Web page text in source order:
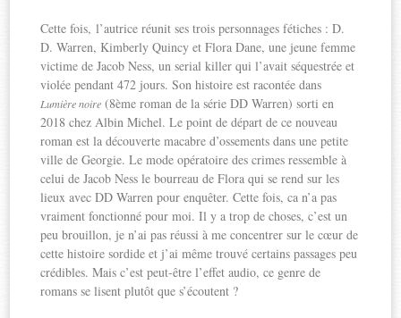
Cette fois, l’autrice réunit ses trois personnages fétiches : D.
D. Warren, Kimberly Quincy et Flora Dane, une jeune femme
victime de Jacob Ness, un serial killer qui l’avait séquestrée et
violée pendant 472 jours. Son histoire est racontée dans
Lumière noire (8ème roman de la série DD Warren) sorti en
2018 chez Albin Michel. Le point de départ de ce nouveau
roman est la découverte macabre d’ossements dans une petite
ville de Georgie. Le mode opératoire des crimes ressemble à
celui de Jacob Ness le bourreau de Flora qui se rend sur les
lieux avec DD Warren pour enquêter. Cette fois, ca n’a pas
vraiment fonctionné pour moi. Il y a trop de choses, c’est un
peu brouillon, je n’ai pas réussi à me concentrer sur le cœur de
cette histoire sordide et j’ai même trouvé certains passages peu
crédibles. Mais c’est peut-être l’effet audio, ce genre de
romans se lisent plutôt que s’écoutent ?